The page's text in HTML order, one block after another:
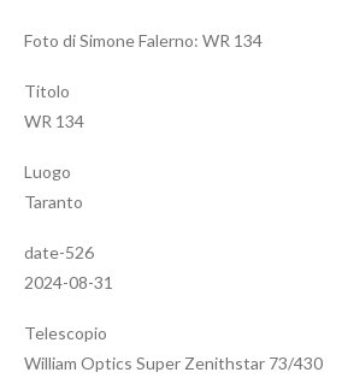
Foto di Simone Falerno: WR 134
Titolo
WR 134
Luogo
Taranto
date-526
2024-08-31
Telescopio
William Optics Super Zenithstar 73/430